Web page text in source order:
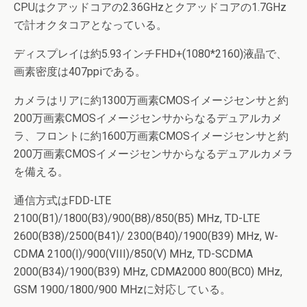
CPUはクアッドコアの2.36GHzとクアッドコアの1.7GHz
で計オクタコアとなっている。
ディスプレイは約5.93インチFHD+(1080*2160)液晶で、
画素密度は407ppiである。
カメラはリアに約1300万画素CMOSイメージセンサと約
200万画素CMOSイメージセンサからなるデュアルカメ
ラ、フロントに約1600万画素CMOSイメージセンサと約
200万画素CMOSイメージセンサからなるデュアルカメラ
を備える。
通信方式はFDD-LTE
2100(B1)/1800(B3)/900(B8)/850(B5) MHz, TD-LTE
2600(B38)/2500(B41)/ 2300(B40)/1900(B39) MHz, W-
CDMA 2100(I)/900(VIII)/850(V) MHz, TD-SCDMA
2000(B34)/1900(B39) MHz, CDMA2000 800(BC0) MHz,
GSM 1900/1800/900 MHzに対応している。